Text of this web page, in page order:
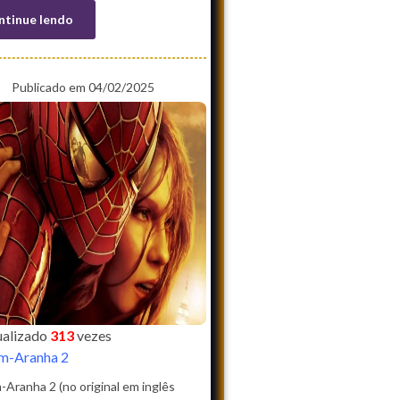
lendo
Publicado em 04/02/2025
313vezes
Aranha 2
Aranha 2 (no original em inglês